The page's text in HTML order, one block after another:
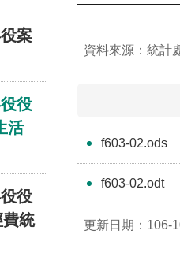
案
役
活
役
統
資料來源：統計
f603-02.ods
f603-02.odt
更新日期：106-